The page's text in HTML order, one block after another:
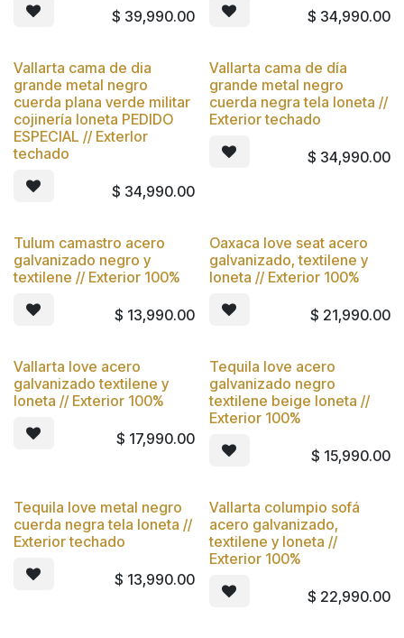
$ 39,990.00 $ 34,990.00
Nuevo
Vallarta cama de dia
grande metal negro
cuerda plana verde militar
cojinería loneta PEDIDO
ESPECIAL // ExterIor
techado
$ 34,990.00
Nuevo
Vallarta cama de día
grande metal negro
cuerda negra tela loneta //
Exterior techado
$ 34,990.00
Nuevo
Tulum camastro acero
galvanizado negro y
textilene // Exterior 100%
$ 13,990.00
Nuevo
Oaxaca love seat acero
galvanizado, textilene y
loneta // Exterior 100%
$ 21,990.00
Nuevo
Vallarta love acero
galvanizado textilene y
loneta // Exterior 100%
$ 17,990.00
Nuevo
Tequila love acero
galvanizado negro
textilene beige loneta //
Exterior 100%
$ 15,990.00
Nuevo
Tequila love metal negro
cuerda negra tela loneta //
Exterior techado
$ 13,990.00
Nuevo
Vallarta columpio sofá
acero galvanizado,
textilene y loneta //
Exterior 100%
$ 22,990.00